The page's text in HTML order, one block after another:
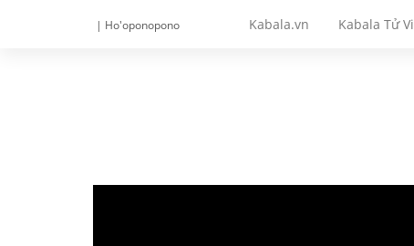
| Ho'oponopono Kabala.vn Kabala Tử Vi